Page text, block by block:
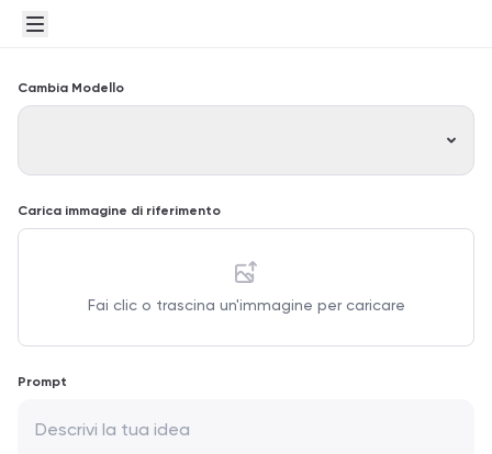
Cambia Modello
Carica immagine di riferimento
Fai clic o trascina un'immagine per caricare
Prompt